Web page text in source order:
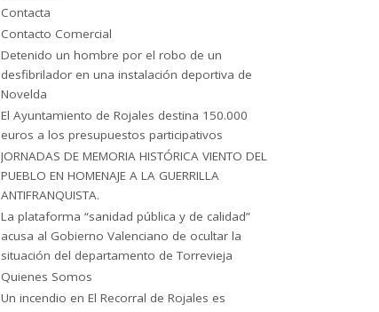
Contacta
Contacto Comercial
Detenido un hombre por el robo de un
desfibrilador en una instalación deportiva de
Novelda
El Ayuntamiento de Rojales destina 150.000
euros a los presupuestos participativos
JORNADAS DE MEMORIA HISTÓRICA VIENTO DEL
PUEBLO EN HOMENAJE A LA GUERRILLA
ANTIFRANQUISTA.
La plataforma “sanidad pública y de calidad”
acusa al Gobierno Valenciano de ocultar la
situación del departamento de Torrevieja
Quienes Somos
Un incendio en El Recorral de Rojales es